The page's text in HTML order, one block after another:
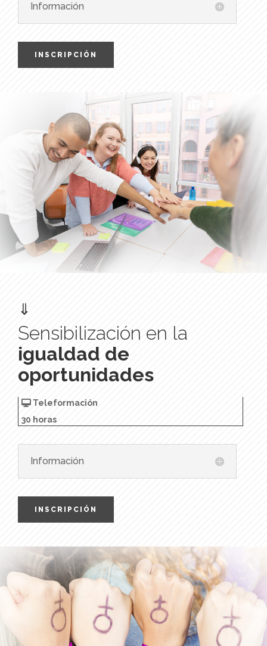
Información
INSCRIPCIÓN
⇓
Sensibilización en la
igualdad de
oportunidades
Teleformación
30 horas
Información
INSCRIPCIÓN